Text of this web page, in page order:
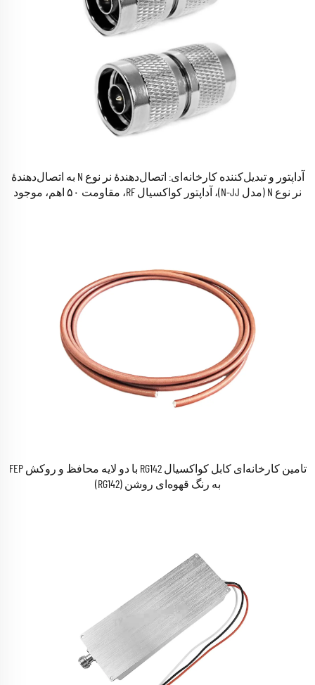
آداپتور و تبدیل‌کننده کارخانه‌ای: اتصال‌دهندهٔ نر نوع N به اتصال‌دهندهٔ
نر نوع N (مدل N-JJ)، آداپتور کواکسیال RF، مقاومت ۵۰ اهم، موجود
تامین کارخانه‌ای کابل کواکسیال RG142 با دو لایه محافظ و روکش FEP
به رنگ قهوه‌ای روشن (RG142)